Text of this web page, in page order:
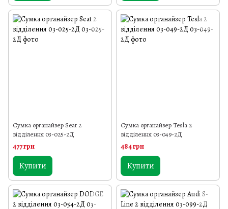
Сумка органайзер Seat 2
відділення 03-025-2Д
477 грн
Купити
Сумка органайзер Tesla 2
відділення 03-049-2Д
484 грн
Купити